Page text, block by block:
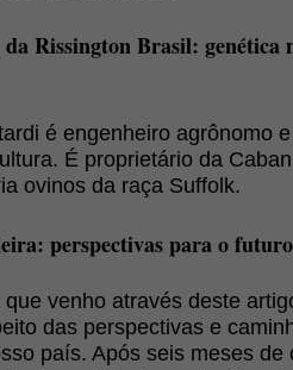
Rissington Brasil: genética
é engenheiro agrônomo
É proprietário da
ovinos da raça Suffolk.
perspectivas para o
venho através deste
das perspectivas e
país. Após seis meses de